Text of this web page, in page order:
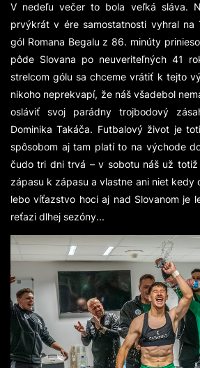
V nedeľu večer to bola veľká sláva.
prvýkrát v ére samostatnosti vyhral na
gól Romana Begalu z 86. minúty
pôde Slovana po neuveriteľných 41
strelcom gólu sa chceme vrátiť k tejto
nikoho neprekvapí, že náš všadebol
osláviť svoj parádny trojbodový
Dominika Takáča. Futbalový život je
spôsobom aj tam platí to na východe
čudo tri dni trvá – v sobotu náš už
zápasu k zápasu a vlastne ani niet kedy
lebo víťazstvo hoci aj nad Slovanom je
reťazi dlhej sezóny...